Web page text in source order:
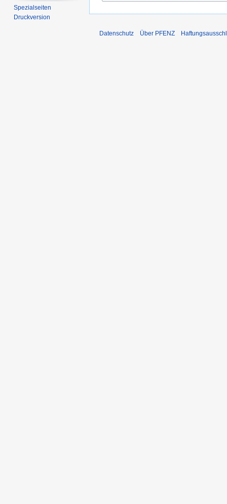
Spezialseiten
Druckversion
Datenschutz Über PFENZ